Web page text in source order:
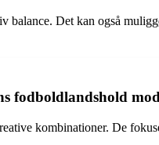
Det kan også
fodboldlandshold
kombinationer. De